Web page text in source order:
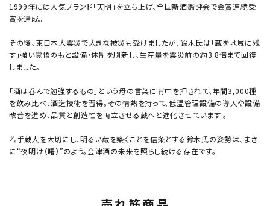
1999年には人気ブランド「天明」を立ち上げ、全国新酒鑑評会で金賞連続受
賞を達成。
その後、東日本大震災で大きな被災も受けましたが、鈴木氏は「蔵を地域に残
す」強い覚悟のもと設備・体制を刷新し、生産量を震災前の約3.8倍まで回復
しました。
「酒は呑んで勉強するもの」という母の言葉に背中を押されて、年間3,000種
を飲み比べ、酒造技術を習得。その情熱を持って、低温管理設備の導入や設備
改善を進め、品質と創造性を両立させる蔵へと進化させています 。
若手蔵人を大切にし、明るい蔵を築くことを信条とする鈴木氏の姿勢は、まさ
に“夜明け（曙）”のよう。会津酒の未来を照らし続ける存在です。